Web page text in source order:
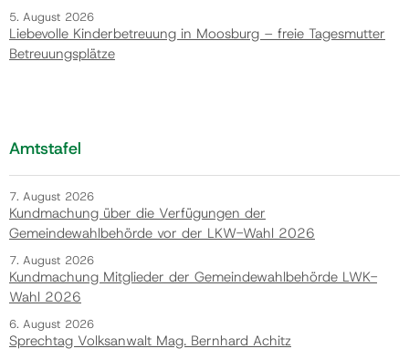
5. August 2026
Liebevolle Kinderbetreuung in Moosburg – freie Tagesmutter
Betreuungsplätze
Amtstafel
7. August 2026
Kundmachung über die Verfügungen der
Gemeindewahlbehörde vor der LKW-Wahl 2026
7. August 2026
Kundmachung Mitglieder der Gemeindewahlbehörde LWK-
Wahl 2026
6. August 2026
Sprechtag Volksanwalt Mag. Bernhard Achitz